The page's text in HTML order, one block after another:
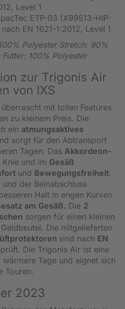
Level 1
ETP-03 (X99513-HIP-
EN 1621-1:2012, Level 1
Polyester Stretch: 90%
100% Polyester
zur Trigonis Air
von IXS
mit tollen Features
zu kleinem Preis. Die
ein atmungsaktives
sorgt für den Abtransport
Tagen. Das Akkordeon-
Knie und im Gesäß
und Bewegungsfreiheit.
der Beinabschluss
Halt in engen Kurven
am Gesäß. Die 2
sorgen für einen kleinen
Die mitgelieferten
sind nach EN
Die Trigonis Air ist eine
Tage und eignet sich
Touren.
2023